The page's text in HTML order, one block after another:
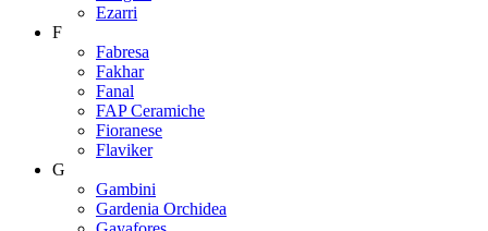
Ezarri
F
Fabresa
Fakhar
Fanal
FAP Ceramiche
Fioranese
Flaviker
G
Gambini
Gardenia Orchidea